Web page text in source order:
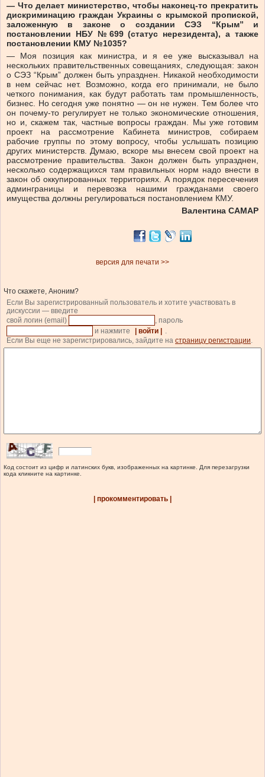
— Что делает министерство, чтобы наконец-то прекратить
дискриминацию граждан Украины с крымской пропиской,
заложенную в законе о создании СЭЗ “Крым” и
постановлении НБУ №699 (статус нерезидента), а также
постановлении КМУ №1035?
— Моя позиция как министра, и я ее уже высказывал на
нескольких правительственных совещаниях, следующая: закон
о СЭЗ “Крым” должен быть упразднен. Никакой необходимости
в нем сейчас нет. Возможно, когда его принимали, не было
четкого понимания, как будут работать там промышленность,
бизнес. Но сегодня уже понятно — он не нужен. Тем более что
он почему-то регулирует не только экономические отношения,
но и, скажем так, частные вопросы граждан. Мы уже готовим
проект на рассмотрение Кабинета министров, собираем
рабочие группы по этому вопросу, чтобы услышать позицию
других министерств. Думаю, вскоре мы внесем свой проект на
рассмотрение правительства. Закон должен быть упразднен,
несколько содержащихся там правильных норм надо внести в
закон об оккупированных территориях. А порядок пересечения
админграницы и перевозка нашими гражданами своего
имущества должны регулироваться постановлением КМУ.
Валентина САМАР
версия для печати >>
Что скажете, Аноним?
Если Вы зарегистрированный пользователь и хотите участвовать в
дискуссии — введите
свой логин (email)
, пароль
и нажмите
| войти |
.
Если Вы еще не зарегистрировались, зайдите на страницу регистрации.
Код состоит из цифр и латинских букв, изображенных на картинке. Для перезагрузки
кода кликните на картинке.
| прокомментировать |